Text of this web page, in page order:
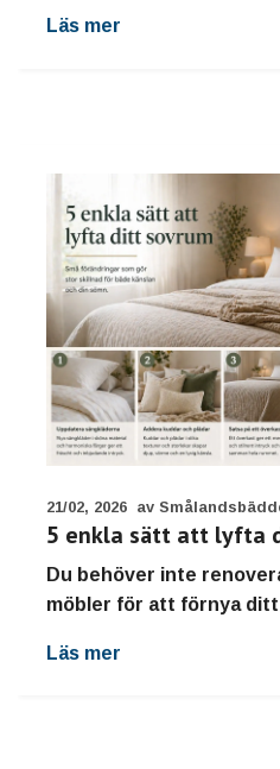
Läs mer
21/02, 2026 av
5 enkla sätt att lyfta
Du behöver inte
möbler för att förnya ditt
Läs mer